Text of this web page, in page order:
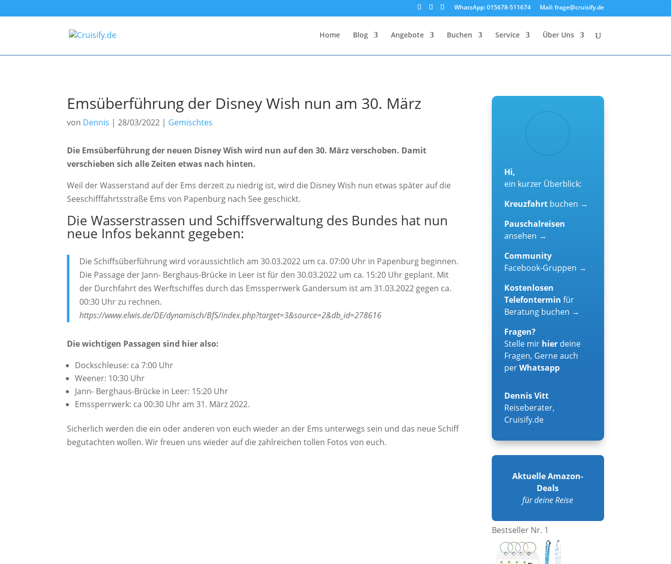
WhatsApp: 015678-511674 Mail: frage@cruisify.de
Home Blog Angebote Buchen Service Über Uns
Emsüberführung der Disney Wish nun am 30. März
von Dennis |28/03/2022 | Gemischtes
Die Emsüberführung der neuen Disney Wish wird nun auf den 30. März verschoben. Damit
verschieben sich alle Zeiten etwas nach hinten.
Weil der Wasserstand auf der Ems derzeit zu niedrig ist, wird die Disney Wish nun etwas später auf die
Seeschifffahrtsstraße Ems von Papenburg nach See geschickt.
Die Wasserstrassen und Schiffsverwaltung des Bundes hat nun
neue Infos bekannt gegeben:
Die Schiffsüberführung wird voraussichtlich am 30.03.2022 um ca. 07:00 Uhr in Papenburg beginnen.
Die Passage der Jann- Berghaus-Brücke in Leer ist für den 30.03.2022 um ca. 15:20 Uhr geplant. Mit
der Durchfahrt des Werftschiffes durch das Emssperrwerk Gandersum ist am 31.03.2022 gegen ca.
00:30 Uhr zu rechnen.
https://www.elwis.de/DE/dynamisch/BfS/index.php?target=3&source=2&db_id=278616
Die wichtigen Passagen sind hier also:
Dockschleuse: ca 7:00 Uhr
Weener: 10:30 Uhr
Jann- Berghaus-Brücke in Leer: 15:20 Uhr
Emssperrwerk: ca 00:30 Uhr am 31. März 2022.
Sicherlich werden die ein oder anderen von euch wieder an der Ems unterwegs sein und das neue Schiff
begutachten wollen. Wir freuen uns wieder auf die zahlreichen tollen Fotos von euch.
Hi,
ein kurzer Überblick:
Kreuzfahrt buchen →
Pauschalreisen
ansehen →
Community
Facebook-Gruppen →
Kostenlosen
Telefonterminfür
Beratung buchen →
Fragen?
Stelle mir hier deine
Fragen, Gerne auch
perWhatsapp
Dennis Vitt
Reiseberater,
Cruisify.de
Aktuelle Amazon-
Deals
für deine Reise
Bestseller Nr. 1